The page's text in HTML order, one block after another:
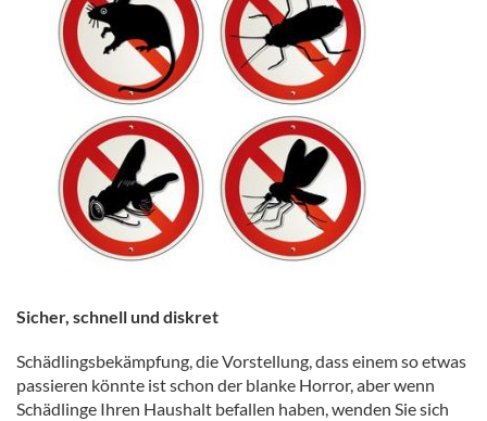
Sicher, schnell und diskret
Schädlingsbekämpfung, die Vorstellung, dass einem so etwas
passieren könnte ist schon der blanke Horror, aber wenn
Schädlinge Ihren Haushalt befallen haben, wenden Sie sich